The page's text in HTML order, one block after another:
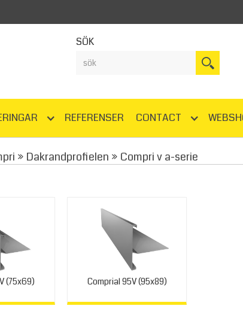
SÖK
REFERENSER CONTACT
» Dakrandprofielen » Compri v a-serie
(75x69) Comprial 95V (95x89)